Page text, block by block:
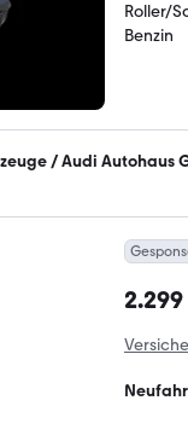
Roller/
Benzin